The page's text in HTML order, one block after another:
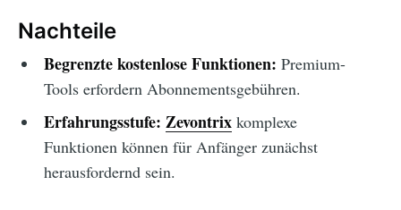
Nachteile
Begrenzte kostenlose Funktionen: Premium-
Tools erfordern Abonnementsgebühren.
Erfahrungsstufe: Zevontrixkomplexe
Funktionen können für Anfänger zunächst
herausfordernd sein.